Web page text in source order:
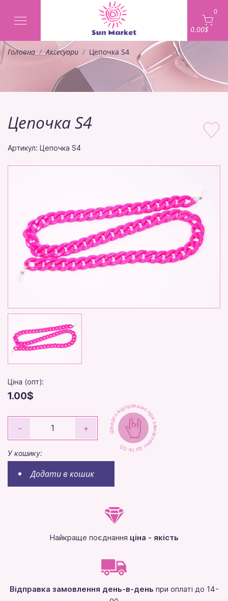
0
0.00$
Головна Аксесуари Цепочка S4
Цепочка S4
Артикул: Цепочка S4
Ціна (опт):
1.00$
- +
У кошику:
Додати в кошик
Швидко відправимо при замовленні до 14-00
Найкраще поєднання ціна - якість
Відправка замовлення день-в-день при оплаті до 14-